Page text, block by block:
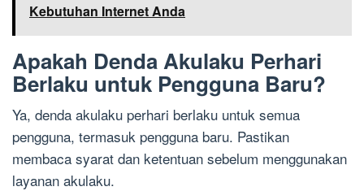
Kebutuhan Internet Anda
Apakah Denda Akulaku Perhari
Berlaku untuk Pengguna Baru?
Ya, denda akulaku perhari berlaku untuk semua
pengguna, termasuk pengguna baru. Pastikan
membaca syarat dan ketentuan sebelum menggunakan
layanan akulaku.